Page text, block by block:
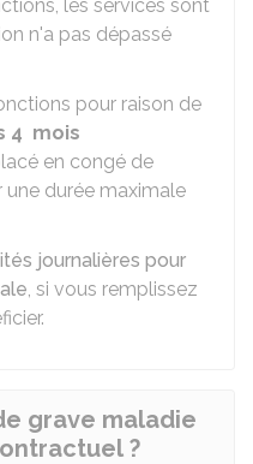
les services sont
n'a pas dépassé
pour raison de
4 mois
en congé de
durée maximale
journalières pour
, si vous remplissez
grave maladie
?